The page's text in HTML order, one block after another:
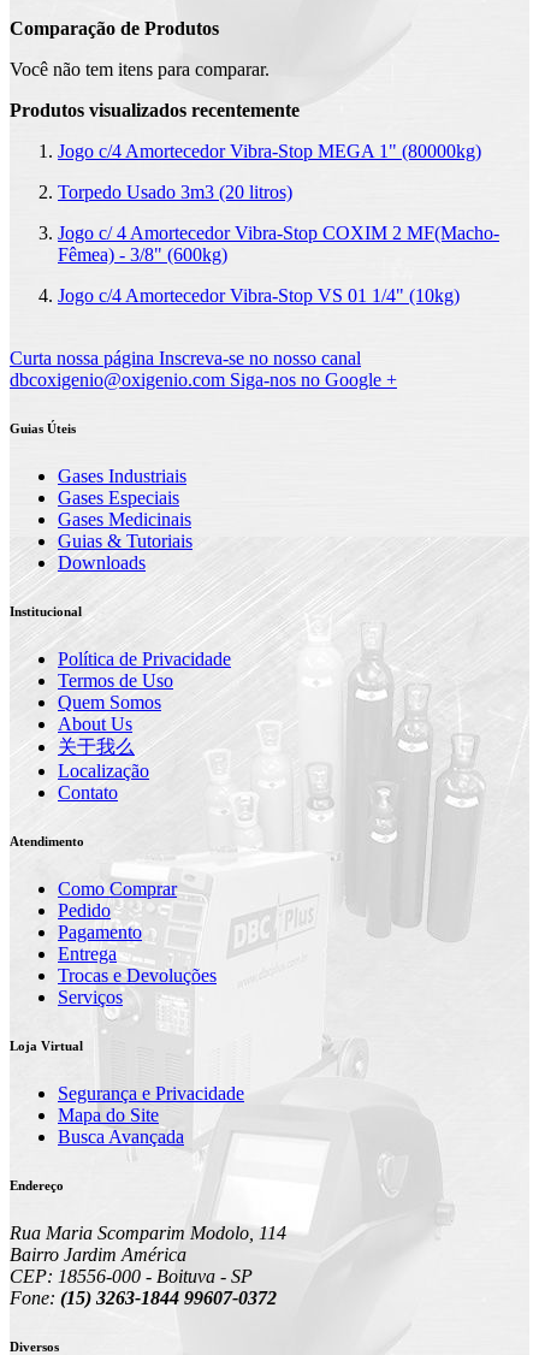
Comparação de Produtos
Você não tem itens para comparar.
Produtos visualizados recentemente
Jogo c/4 Amortecedor Vibra-Stop MEGA 1" (80000kg)
Torpedo Usado 3m3 (20 litros)
Jogo c/ 4 Amortecedor Vibra-Stop COXIM 2 MF(Macho-
Fêmea) - 3/8" (600kg)
Jogo c/4 Amortecedor Vibra-Stop VS 01 1/4" (10kg)
Curta nossa página Inscreva-se no nosso canal
dbcoxigenio@oxigenio.com Siga-nos no Google +
Guias Úteis
Gases Industriais
Gases Especiais
Gases Medicinais
Guias & Tutoriais
Downloads
Institucional
Política de Privacidade
Termos de Uso
Quem Somos
About Us
关于我么
Localização
Contato
Atendimento
Como Comprar
Pedido
Pagamento
Entrega
Trocas e Devoluções
Serviços
Loja Virtual
Segurança e Privacidade
Mapa do Site
Busca Avançada
Endereço
Rua Maria Scomparim Modolo, 114
Bairro Jardim América
CEP: 18556-000 - Boituva - SP
Fone: (15) 3263-1844 99607-0372
Diversos